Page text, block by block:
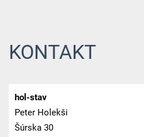
KONTAKT
hol-stav
Peter Holekši
Šúrska 30